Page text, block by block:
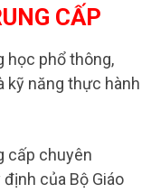
CẤP
học phổ thông,
kỹ năng thực hành
cấp chuyên
của Bộ Giáo